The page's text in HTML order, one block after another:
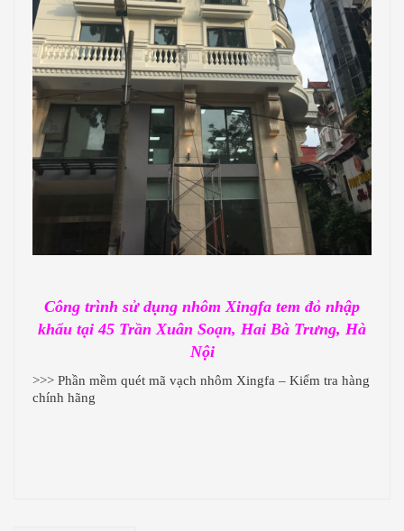
Công trình sử dụng nhôm Xingfa tem đỏ nhập
khẩu tại 45 Trần Xuân Soạn, Hai Bà Trưng, Hà
Nội
>>> Phần mềm quét mã vạch nhôm Xingfa – Kiểm tra hàng
chính hãng